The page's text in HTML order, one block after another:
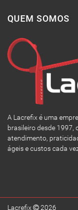
QUEM SOMOS
A Lacrefix é uma
brasileiro desde 1997,
atendimento,
ágeis e custos cada
Lacrefix 2026